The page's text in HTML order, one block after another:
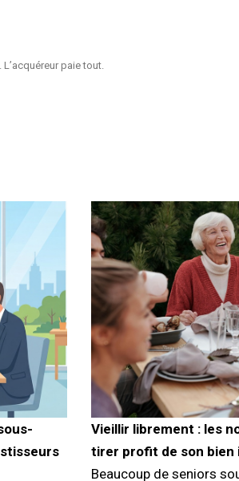
paie tout.
Vieillir librement : les
tirer profit de son bien
Beaucoup de seniors